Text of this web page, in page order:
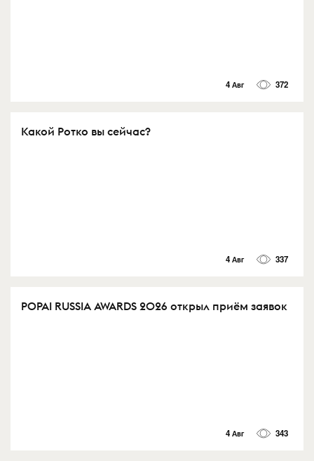
4 Авг 372
Какой Ротко вы сейчас?
4 Авг 337
POPAI RUSSIA AWARDS 2026 открыл приём заявок
4 Авг 343